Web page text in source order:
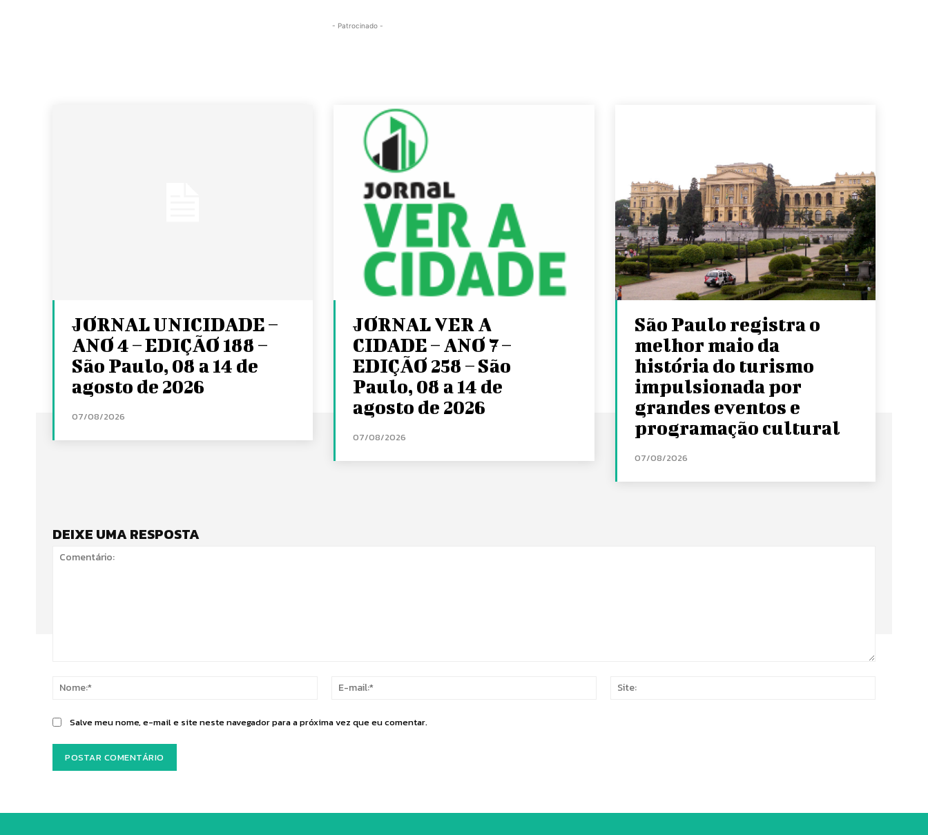
- Patrocinado -
JORNAL UNICIDADE –
ANO 4 – EDIÇÃO 188 –
São Paulo, 08 a 14 de
agosto de 2026
07/08/2026
JORNAL VER A
CIDADE – ANO 7 –
EDIÇÃO 258 – São
Paulo, 08 a 14 de
agosto de 2026
07/08/2026
São Paulo registra o
melhor maio da
história do turismo
impulsionada por
grandes eventos e
programação cultural
07/08/2026
DEIXE UMA RESPOSTA
Nome:*
Salve meu nome, e-mail e site neste navegador para a próxima vez que eu comentar.